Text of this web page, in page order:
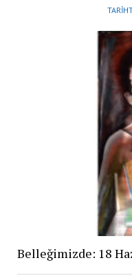
Belleğimizde: 18